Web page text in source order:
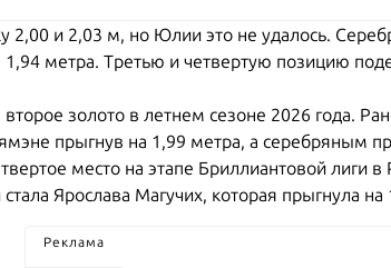
2,00 и 2,03 м, но Юлии это не удалось.
1,94 метра. Третью и четвертую позицию
золото в летнем сезоне 2026 года.
прыгнув на 1,99 метра, а серебряным
место на этапе Бриллиантовой лиги в
Ярослава Магучих, которая прыгнула на
Реклама